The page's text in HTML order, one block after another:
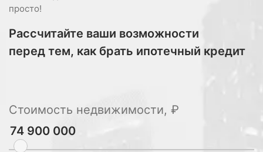
просто!
Рассчитайте ваши возможности
перед тем, как брать ипотечный кредит
Стоимость недвижимости, ₽